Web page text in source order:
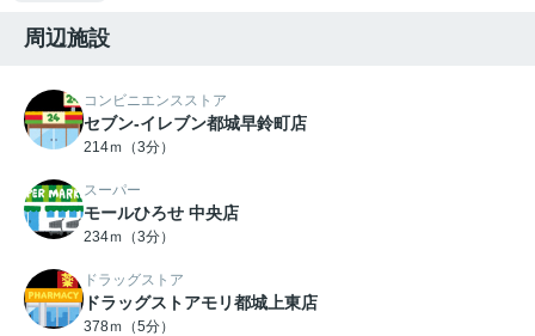
周辺施設
コンビニエンスストア
セブン-イレブン都城早鈴町店
214ｍ（3分）
スーパー
モールひろせ 中央店
234ｍ（3分）
ドラッグストア
ドラッグストアモリ都城上東店
378ｍ（5分）